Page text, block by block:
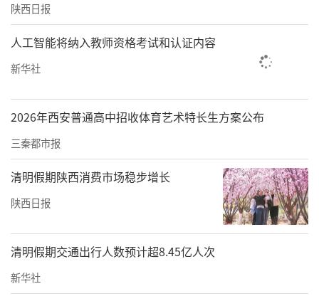
陕西日报
人工智能将纳入教师资格考试和认证内容
新华社
2026年西安普通高中招收体育艺术特长生方案公布
三秦都市报
清明假期陕西消费市场稳步增长
陕西日报
清明假期交通出行人数预计超8.45亿人次
新华社